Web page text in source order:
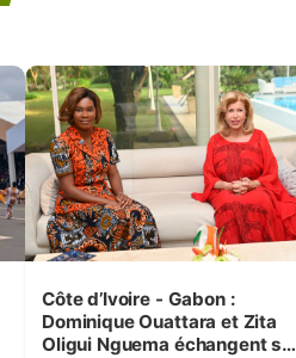
Côte d’Ivoire - Gabon :
Dominique Ouattara et Zita
Oligui Nguema échangent sur